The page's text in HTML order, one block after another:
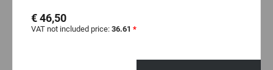
€ 46,50
VAT not included price: 36.61 *